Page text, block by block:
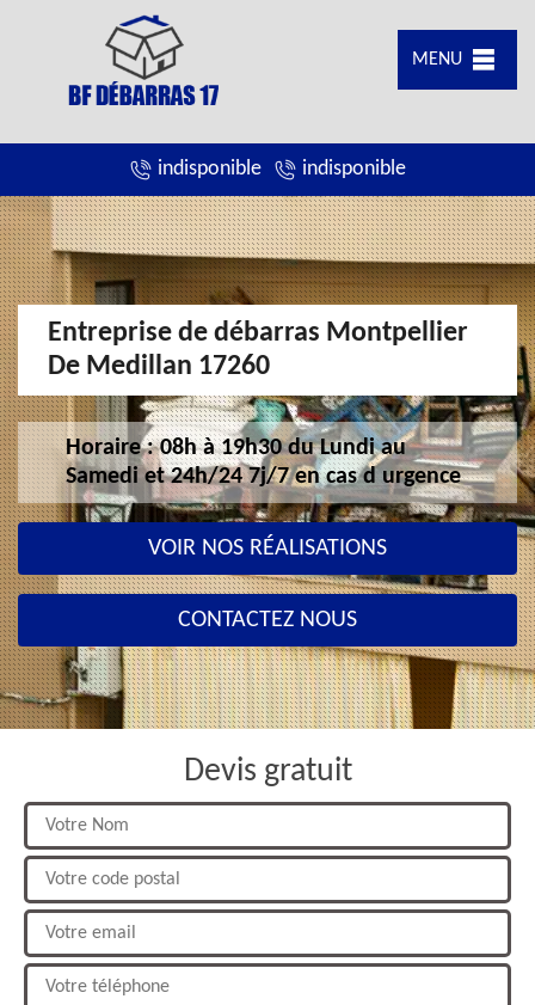
MENU
indisponible indisponible
Entreprise de débarras Montpellier
De Medillan 17260
Horaire : 08h à 19h30 du Lundi au
Samedi et 24h/24 7j/7 en cas d urgence
VOIR NOS RÉALISATIONS
CONTACTEZ NOUS
Devis gratuit